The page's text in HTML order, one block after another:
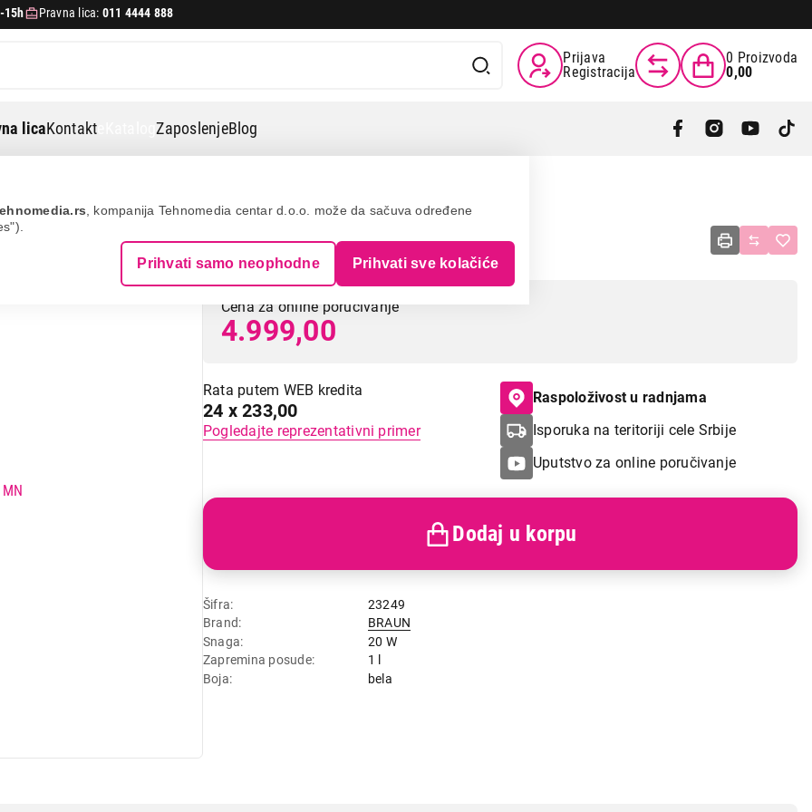
, kompanija Tehnomedia centar d.o.o. može da sačuva određene
Prihvati samo neophodne Prihvati sve kolačiće
15h Pravna lica: 011 4444 888
Prijava
Registracija
0 Proizvoda
0,00
licaKontakt eKatalogZaposlenjeBlog
BRAUN MPZ 9 MN
Cena za online poručivanje
4.999,00
Rata putem WEB kredita
24 x 233,00
Pogledajte reprezentativni primer
Raspoloživost u radnjama
Isporuka na teritoriji cele Srbije
Uputstvo za online poručivanje
Šifra
23249
Brand
BRAUN
Snaga
20 W
Zapremina posude
1 l
Boja
bela
Dodaj u korpu